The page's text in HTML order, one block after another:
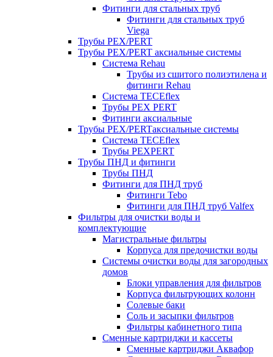
Фитинги для стальных труб
Фитинги для стальных труб
Viega
Трубы PEX/PERT
Трубы PEX/PERT аксиальные системы
Система Rehau
Трубы из сшитого полиэтилена и
фитинги Rehau
Система TECEflex
Трубы PEX PERT
Фитинги аксиальные
Трубы PEX/PERTаксиальные системы
Система TECEflex
Трубы PEXPERT
Трубы ПНД и фитинги
Трубы ПНД
Фитинги для ПНД труб
Фитинги Tebo
Фитинги для ПНД труб Valfex
Фильтры для очистки воды и
комплектующие
Магистральные фильтры
Корпуса для предочистки воды
Системы очистки воды для загородных
домов
Блоки управления для фильтров
Корпуса фильтрующих колонн
Солевые баки
Соль и засыпки фильтров
Фильтры кабинетного типа
Сменные картриджи и кассеты
Сменные картриджи Аквафор